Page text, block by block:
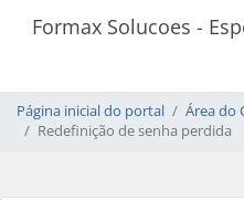
Formax Solucoes -
Página inicial do portal
Área do
Redefinição de senha perdida